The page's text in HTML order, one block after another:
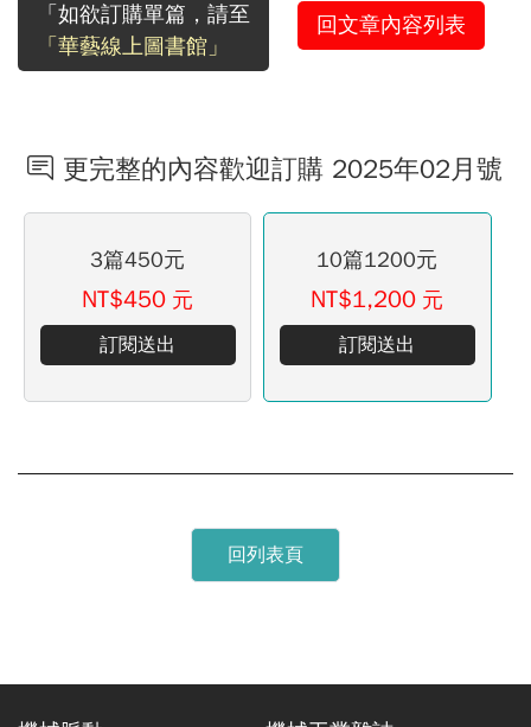
「如欲訂購單篇，請至
「華藝線上圖書館」
回文章內容列表
更完整的內容歡迎訂購 2025年02月號
3篇450元
NT$450 元
訂閱送出
10篇1200元
NT$1,200 元
訂閱送出
回列表頁